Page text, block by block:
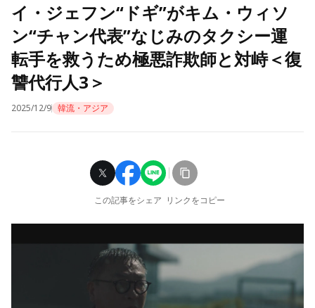
イ・ジェフン“ドギ”がキム・ウィソ
ン“チャン代表”なじみのタクシー運
転手を救うため極悪詐欺師と対峙＜復
讐代行人3＞
2025/12/9 韓流・アジア
この記事をシェア リンクをコピー